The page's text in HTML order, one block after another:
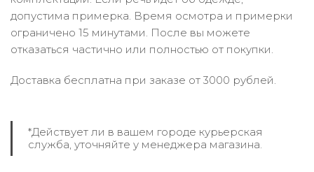
допустима примерка. Время осмотра и примерки
ограничено 15 минутами. После вы можете
отказаться частично или полностью от покупки.
Доставка бесплатна при заказе от 3000 рублей.
*Действует ли в вашем городе курьерская
служба, уточняйте у менеджера магазина.